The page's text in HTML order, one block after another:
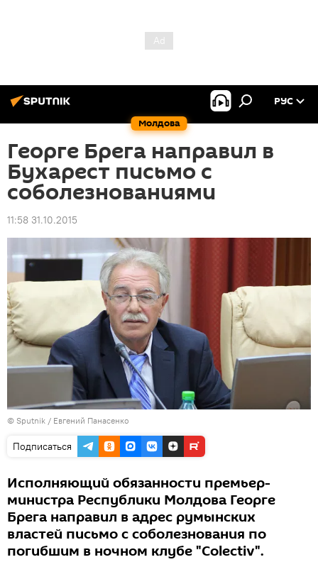
Молдова
РУС
Георге Брега направил в
Бухарест письмо с
соболезнованиями
11:58 31.10.2015
© Sputnik / Евгений Панасенко
Подписаться
Исполняющий обязанности премьер-
министра Республики Молдова Георге
Брега направил в адрес румынских
властей письмо с соболезнования по
погибшим в ночном клубе "Colectiv".